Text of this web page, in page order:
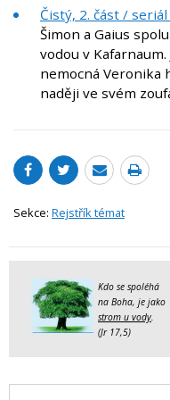
Čistý, 2. část /
Šimon a Gaius
vodou v
nemocná Veronika
naději ve svém
Sekce: Rejstřík témat
Kdo se spoléhá
na Boha, je jako
strom u vody.
(Jr 17,5)